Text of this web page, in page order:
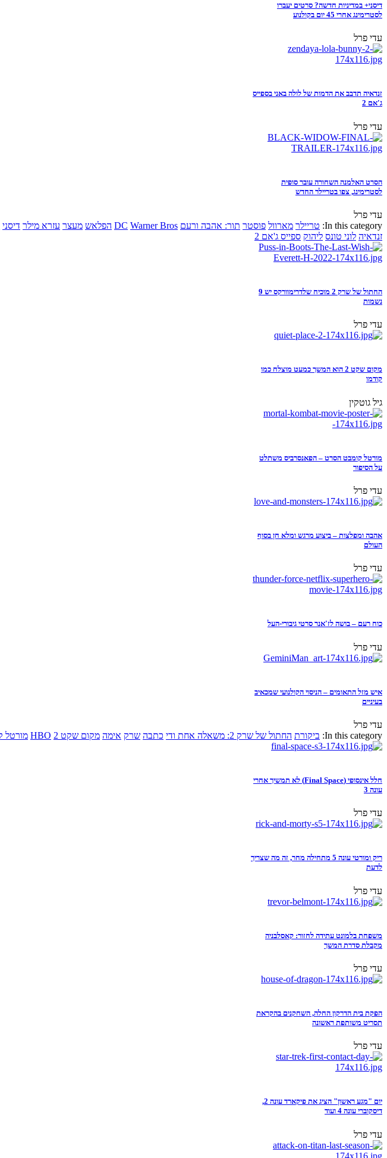
דיסני+ במדיניות חדשה? סרטים יעברו
לסטרימינג אחרי 45 יום בקולנוע
עדי פרל
זנדאיה תדבב את הדמות של לולה באני בספייס
ג'אם 2
עדי פרל
הסרט האלמנה השחורה עובר סופית
לסטרימינג, צפו בטריילר החדש
עדי פרל
In this category: טריילר מארוול פוסטר תור: אהבה ורעם DC Warner Bros הפלאש מעצר עזרא מילר דיסני
זנדאיה לוני טונס ליהוק ספייס ג'אם 2
החתול של שרק 2 מוכיח שלדרימוורקס יש 9
נשמות
עדי פרל
מקום שקט 2 הוא המשך כמעט מוצלח כמו
קודמו
גיל גוטקין
מורטל קומבט הסרט – הפאנסרביס משתלט
על הסיפור
עדי פרל
אהבה ומפלצות – ביצוע מרגש ומלא חן בסוף
העולם
עדי פרל
כוח רעם – בושה לז'אנר סרטי גיבורי-העל
עדי פרל
איש מזל התאומים – הניסוי הקולנועי שמכאיב
בעיניים
עדי פרל
In this category: ביקורת החתול של שרק 2: משאלה אחת ודי כתבה שרק אימה מקום שקט 2 HBO מורטל
חלל אינסופי (Final Space) לא תמשיך אחרי
עונה 3
עדי פרל
ריק ומורטי עונה 5 מתחילה מחר, זה מה שצריך
לדעת
עדי פרל
משפחת בלמונט עתידה לחזור: קאסלבניה
מקבלת סדרת המשך
עדי פרל
הפקת בית הדרקון החלה, השחקנים בהקראת
תסריט משותפת ראשונה
עדי פרל
יום "מגע ראשון" הציג את פיקארד עונה 2,
דיסקוברי עונה 4 ועוד
עדי פרל